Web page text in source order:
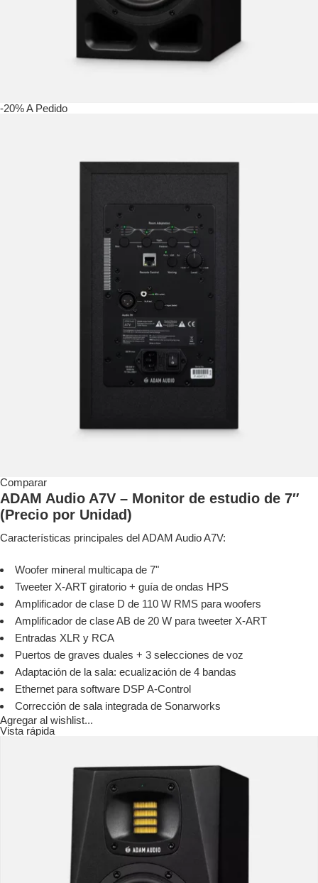
-20%A Pedido
Comparar
ADAM Audio A7V – Monitor de estudio de 7″
(Precio por Unidad)
Características principales del ADAM Audio A7V:
Woofer mineral multicapa de 7"
Tweeter X-ART giratorio + guía de ondas HPS
Amplificador de clase D de 110 W RMS para woofers
Amplificador de clase AB de 20 W para tweeter X-ART
Entradas XLR y RCA
Puertos de graves duales + 3 selecciones de voz
Adaptación de la sala: ecualización de 4 bandas
Ethernet para software DSP A-Control
Corrección de sala integrada de Sonarworks
Agregar al wishlist...
Vista rápida